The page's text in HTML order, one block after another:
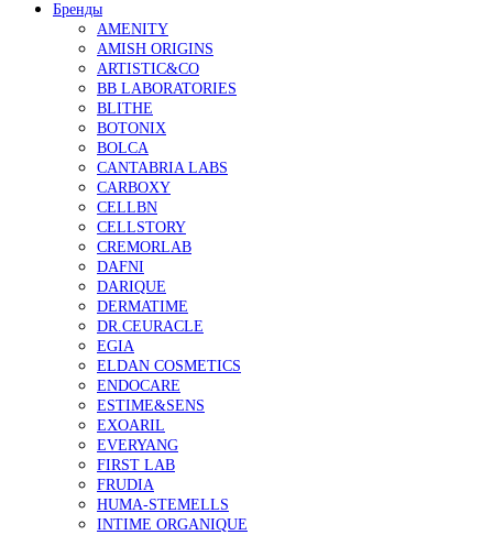
Бренды
AMENITY
AMISH ORIGINS
ARTISTIC&CO
BB LABORATORIES
BLITHE
BOTONIX
BOLCA
CANTABRIA LABS
CARBOXY
CELLBN
CELLSTORY
CREMORLAB
DAFNI
DARIQUE
DERMATIME
DR.CEURACLE
EGIA
ELDAN COSMETICS
ENDOCARE
ESTIME&SENS
EXOARIL
EVERYANG
FIRST LAB
FRUDIA
HUMA-STEMELLS
INTIME ORGANIQUE